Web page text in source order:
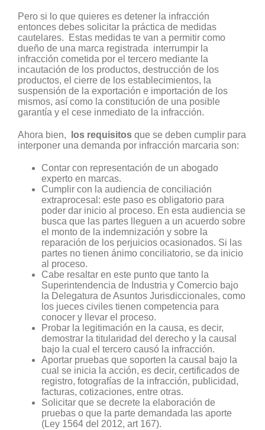
Pero si lo que quieres es detener la infracción
entonces debes solicitar la práctica de medidas
cautelares. Estas medidas te van a permitir como
dueño de una marca registrada interrumpir la
infracción cometida por el tercero mediante la
incautación de los productos, destrucción de los
productos, el cierre de los establecimientos, la
suspensión de la exportación e importación de los
mismos, así como la constitución de una posible
garantía y el cese inmediato de la infracción.
Ahora bien, los requisitos que se deben cumplir para
interponer una demanda por infracción marcaria son:
Contar con representación de un abogado
experto en marcas.
Cumplir con la audiencia de conciliación
extraprocesal: este paso es obligatorio para
poder dar inicio al proceso. En esta audiencia se
busca que las partes lleguen a un acuerdo sobre
el monto de la indemnización y sobre la
reparación de los perjuicios ocasionados. Si las
partes no tienen ánimo conciliatorio, se da inicio
al proceso.
Cabe resaltar en este punto que tanto la
Superintendencia de Industria y Comercio bajo
la Delegatura de Asuntos Jurisdiccionales, como
los jueces civiles tienen competencia para
conocer y llevar el proceso.
Probar la legitimación en la causa, es decir,
demostrar la titularidad del derecho y la causal
bajo la cual el tercero causó la infracción.
Aportar pruebas que soporten la causal bajo la
cual se inicia la acción, es decir, certificados de
registro, fotografías de la infracción, publicidad,
facturas, cotizaciones, entre otras.
Solicitar que se decrete la elaboración de
pruebas o que la parte demandada las aporte
(Ley 1564 del 2012, art 167).